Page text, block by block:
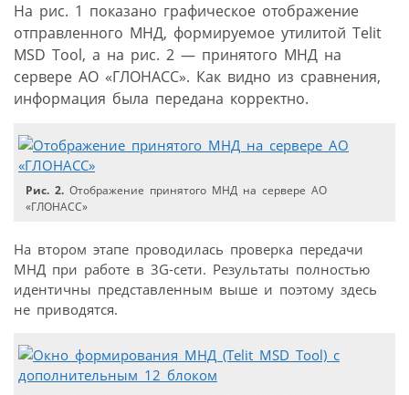
На рис. 1 показано графическое отображение
отправленного МНД, формируемое утилитой Telit
MSD Tool, а на рис. 2 — принятого МНД на
сервере АО «ГЛОНАСС». Как видно из сравнения,
информация была передана корректно.
Рис. 2. Отображение принятого МНД на сервере АО
«ГЛОНАСС»
На втором этапе проводилась проверка передачи
МНД при работе в 3G-сети. Результаты полностью
идентичны представленным выше и поэтому здесь
не приводятся.